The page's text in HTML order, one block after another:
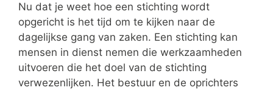
Nu dat je weet hoe een stichting wordt
opgericht is het tijd om te kijken naar de
dagelijkse gang van zaken. Een stichting kan
mensen in dienst nemen die werkzaamheden
uitvoeren die het doel van de stichting
verwezenlijken. Het bestuur en de oprichters